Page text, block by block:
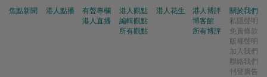
焦點新聞 港人點播
有聲專欄
港人直播
港人觀點
編輯觀點
所有觀點
港人花生
港人博評
博客館
所有博評
關於我們
私隱聲明
免責條款
版權聲明
加入我們
聯絡我們
刊登廣告